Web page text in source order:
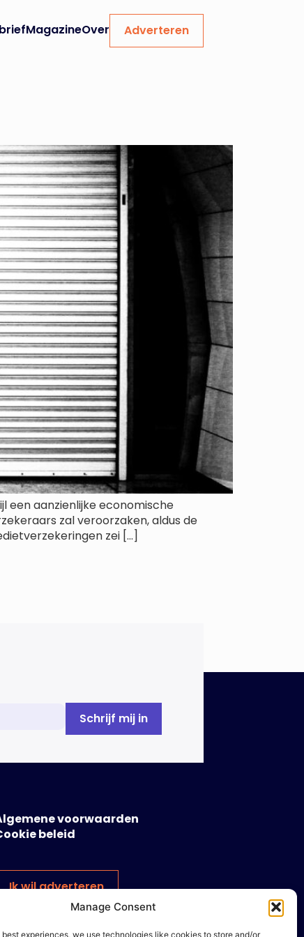
Manage Consent
experiences, we use technologies like cookies to store and/or
MagazineOver Adverteren
een aanzienlijke economische
zal veroorzaken, aldus de
zei […]
voorwaarden
beleid
Ik wil adverteren